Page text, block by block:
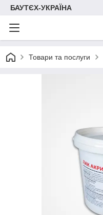
БАУТЄХ-УКРАЇНА
Товари та послуги